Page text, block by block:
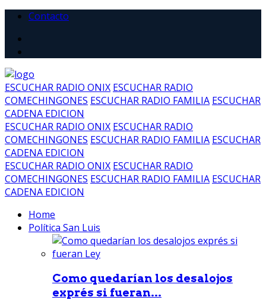
Contacto
ESCUCHAR RADIO ONIX ESCUCHAR RADIO
COMECHINGONES ESCUCHAR RADIO FAMILIA ESCUCHAR
CADENA EDICION
ESCUCHAR RADIO ONIX ESCUCHAR RADIO
COMECHINGONES ESCUCHAR RADIO FAMILIA ESCUCHAR
CADENA EDICION
ESCUCHAR RADIO ONIX ESCUCHAR RADIO
COMECHINGONES ESCUCHAR RADIO FAMILIA ESCUCHAR
CADENA EDICION
Home
Política San Luis
Como quedarían los desalojos
exprés si fueran...